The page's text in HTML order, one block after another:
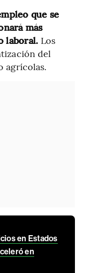
que se
más
laboral. Los
del
agrícolas.
en Estados
en